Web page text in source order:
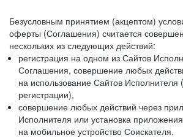
Безусловным принятием (акцептом)
оферты (Соглашения) считается
нескольких из следующих действий:
регистрация на одном из Сайтов
Соглашения, совершение любых
на использование Сайтов Исполнителя
регистрации),
совершение любых действий через
Исполнителя или установка
на мобильное устройство Соискателя.